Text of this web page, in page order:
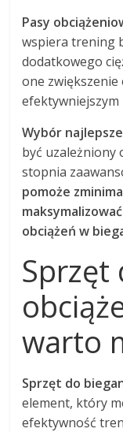
Pasy
wspiera trening
dodatkowego
one
efektywniejszym
Wybór
być uzależniony
stopnia
pomoże
obciążeń w
Sprzęt
warto
Sprzęt do
element, który
efektywność